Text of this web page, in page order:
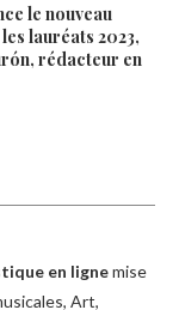
le nouveau
lauréats 2023,
rédacteur en
en lignemise
Art,